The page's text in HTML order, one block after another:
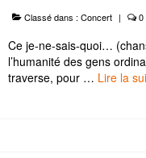
Classé dans : Concert | 0
Ce je-ne-sais-quoi…
l’humanité des gens
traverse, pour … Lire la